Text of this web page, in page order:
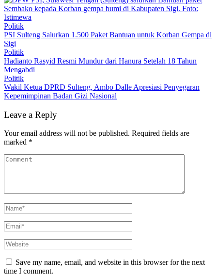
Politik
PSI Sulteng Salurkan 1.500 Paket Bantuan untuk Korban Gempa di
Sigi
Politik
Hadianto Rasyid Resmi Mundur dari Hanura Setelah 18 Tahun
Mengabdi
Politik
Wakil Ketua DPRD Sulteng, Ambo Dalle Apresiasi Penyegaran
Kepemimpinan Badan Gizi Nasional
Leave a Reply
Your email address will not be published. Required fields are
marked *
Save my name, email, and website in this browser for the next
time I comment.